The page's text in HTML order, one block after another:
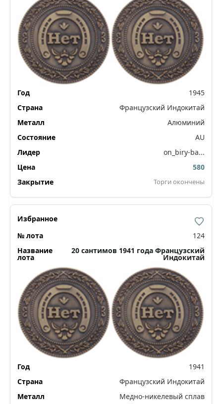
1945
Французский Индокитай
Алюминий
AU
on_biry-ba...
580
Торги окончены
124
20 сантимов 1941 года Французский
Индокитай
1941
Французский Индокитай
Медно-никелевый сплав